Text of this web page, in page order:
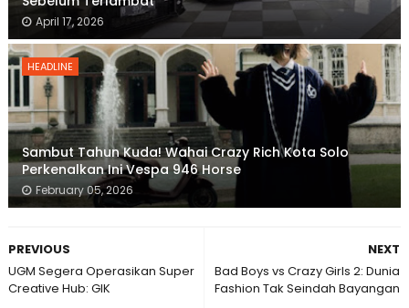
April 17, 2026
HEADLINE
Sambut Tahun Kuda! Wahai Crazy Rich Kota Solo
Perkenalkan Ini Vespa 946 Horse
February 05, 2026
NEXT
Bad Boys vs Crazy Girls 2: Dunia
Fashion Tak Seindah Bayangan
PREVIOUS
UGM Segera Operasikan Super
Creative Hub: GIK